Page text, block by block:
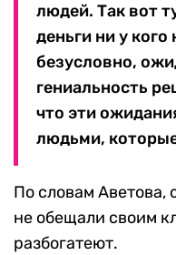
людей. Так вот
деньги ни у кого
безусловно,
гениальность
что эти
людьми,
По словам Аветова,
не обещали своим
разбогатеют.